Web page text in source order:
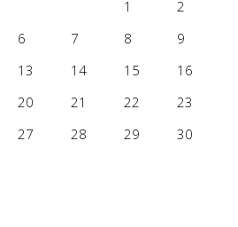
1
2
6 7 8
9
13 14 15
16
20 21 22
23
27 28 29
30